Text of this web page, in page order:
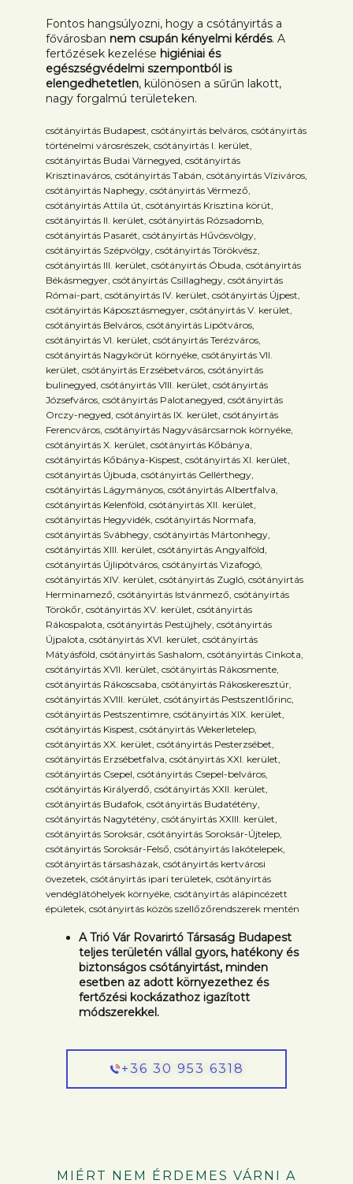
Fontos hangsúlyozni, hogy a csótányirtás a
fővárosban nem csupán kényelmi kérdés. A
fertőzések kezelése higiéniai és
egészségvédelmi szempontból is
elengedhetetlen, különösen a sűrűn lakott,
nagy forgalmú területeken.
csótányirtás Budapest, csótányirtás belváros, csótányirtás
történelmi városrészek, csótányirtás I. kerület,
csótányirtás Budai Várnegyed, csótányirtás
Krisztinaváros, csótányirtás Tabán, csótányirtás Víziváros,
csótányirtás Naphegy, csótányirtás Vérmező,
csótányirtás Attila út, csótányirtás Krisztina körút,
csótányirtás II. kerület, csótányirtás Rózsadomb,
csótányirtás Pasarét, csótányirtás Hűvösvölgy,
csótányirtás Szépvölgy, csótányirtás Törökvész,
csótányirtás III. kerület, csótányirtás Óbuda, csótányirtás
Békásmegyer, csótányirtás Csillaghegy, csótányirtás
Római-part, csótányirtás IV. kerület, csótányirtás Újpest,
csótányirtás Káposztásmegyer, csótányirtás V. kerület,
csótányirtás Belváros, csótányirtás Lipótváros,
csótányirtás VI. kerület, csótányirtás Terézváros,
csótányirtás Nagykörút környéke, csótányirtás VII.
kerület, csótányirtás Erzsébetváros, csótányirtás
bulinegyed, csótányirtás VIII. kerület, csótányirtás
Józsefváros, csótányirtás Palotanegyed, csótányirtás
Orczy-negyed, csótányirtás IX. kerület, csótányirtás
Ferencváros, csótányirtás Nagyvásárcsarnok környéke,
csótányirtás X. kerület, csótányirtás Kőbánya,
csótányirtás Kőbánya-Kispest, csótányirtás XI. kerület,
csótányirtás Újbuda, csótányirtás Gellérthegy,
csótányirtás Lágymányos, csótányirtás Albertfalva,
csótányirtás Kelenföld, csótányirtás XII. kerület,
csótányirtás Hegyvidék, csótányirtás Normafa,
csótányirtás Svábhegy, csótányirtás Mártonhegy,
csótányirtás XIII. kerület, csótányirtás Angyalföld,
csótányirtás Újlipótváros, csótányirtás Vizafogó,
csótányirtás XIV. kerület, csótányirtás Zugló, csótányirtás
Herminamező, csótányirtás Istvánmező, csótányirtás
Törökőr, csótányirtás XV. kerület, csótányirtás
Rákospalota, csótányirtás Pestújhely, csótányirtás
Újpalota, csótányirtás XVI. kerület, csótányirtás
Mátyásföld, csótányirtás Sashalom, csótányirtás Cinkota,
csótányirtás XVII. kerület, csótányirtás Rákosmente,
csótányirtás Rákoscsaba, csótányirtás Rákoskeresztúr,
csótányirtás XVIII. kerület, csótányirtás Pestszentlőrinc,
csótányirtás Pestszentimre, csótányirtás XIX. kerület,
csótányirtás Kispest, csótányirtás Wekerletelep,
csótányirtás XX. kerület, csótányirtás Pesterzsébet,
csótányirtás Erzsébetfalva, csótányirtás XXI. kerület,
csótányirtás Csepel, csótányirtás Csepel-belváros,
csótányirtás Királyerdő, csótányirtás XXII. kerület,
csótányirtás Budafok, csótányirtás Budatétény,
csótányirtás Nagytétény, csótányirtás XXIII. kerület,
csótányirtás Soroksár, csótányirtás Soroksár-Újtelep,
csótányirtás Soroksár-Felső, csótányirtás lakótelepek,
csótányirtás társasházak, csótányirtás kertvárosi
övezetek, csótányirtás ipari területek, csótányirtás
vendéglátóhelyek környéke, csótányirtás alápincézett
épületek, csótányirtás közös szellőzőrendszerek mentén
ATrió Vár Rovarirtó Társaság Budapest
teljes területén vállal gyors, hatékony és
biztonságos csótányirtást, minden
esetben az adott környezethez és
fertőzési kockázathoz igazított
módszerekkel.
+36 30 953 6318
MIÉRT NEM ÉRDEMES VÁRNI A